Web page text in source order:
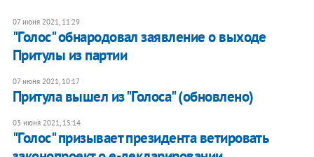
07 июня 2021, 11:29
"Голос" обнародовал заявление о выходе
Притулы из партии
07 июня 2021, 10:17
Притула вышел из "Голоса" (обновлено)
03 июня 2021, 15:14
"Голос" призывает президента ветировать